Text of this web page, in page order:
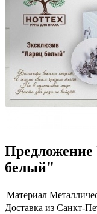
белый"
Материал
Доставка из Санкт-